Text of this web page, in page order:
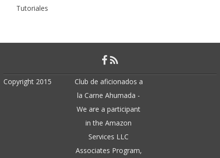
Tutoriales
Copyright 2015
Club de aficionados a
la Carne Ahumada -
We are a participant
in the Amazon
Services LLC
Associates Program,